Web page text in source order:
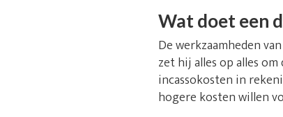
Wat doet een
De werkzaamheden
zet hij alles op alles
incassokosten in
hogere kosten willen